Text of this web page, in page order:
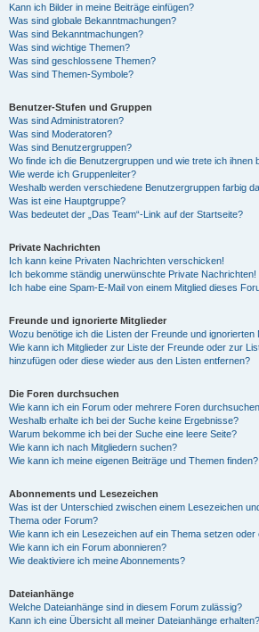
Kann ich Bilder in meine Beiträge einfügen?
Was sind globale Bekanntmachungen?
Was sind Bekanntmachungen?
Was sind wichtige Themen?
Was sind geschlossene Themen?
Was sind Themen-Symbole?
Benutzer-Stufen und Gruppen
Was sind Administratoren?
Was sind Moderatoren?
Was sind Benutzergruppen?
Wo finde ich die Benutzergruppen und wie trete ich ihnen
Wie werde ich Gruppenleiter?
Weshalb werden verschiedene Benutzergruppen farbig
Was ist eine Hauptgruppe?
Was bedeutet der „Das Team“-Link auf der Startseite?
Private Nachrichten
Ich kann keine Privaten Nachrichten verschicken!
Ich bekomme ständig unerwünschte Private Nachrichten!
Ich habe eine Spam-E-Mail von einem Mitglied dieses
Freunde und ignorierte Mitglieder
Wozu benötige ich die Listen der Freunde und ignorierten
Wie kann ich Mitglieder zur Liste der Freunde oder zur
hinzufügen oder diese wieder aus den Listen entfernen?
Die Foren durchsuchen
Wie kann ich ein Forum oder mehrere Foren
Weshalb erhalte ich bei der Suche keine Ergebnisse?
Warum bekomme ich bei der Suche eine leere Seite?
Wie kann ich nach Mitgliedern suchen?
Wie kann ich meine eigenen Beiträge und Themen finden?
Abonnements und Lesezeichen
Was ist der Unterschied zwischen einem Lesezeichen
Thema oder Forum?
Wie kann ich ein Lesezeichen auf ein Thema setzen oder
Wie kann ich ein Forum abonnieren?
Wie deaktiviere ich meine Abonnements?
Dateianhänge
Welche Dateianhänge sind in diesem Forum zulässig?
Kann ich eine Übersicht all meiner Dateianhänge erhalten?